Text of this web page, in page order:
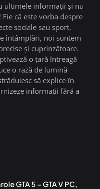
ultimele informații și nu
că este vorba despre
sociale sau sport,
întâmplări, noi suntem
și cuprinzătoare.
o țară întreagă
o rază de lumină
să explice în
informații fără a
GTA 5 – GTA V PC,